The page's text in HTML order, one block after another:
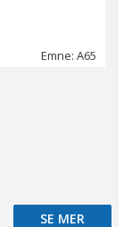
Emne: A65
SE MER
SE MER